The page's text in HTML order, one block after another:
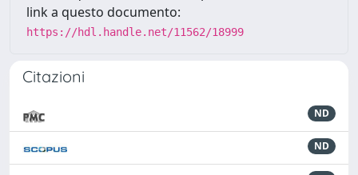
link a questo documento:
https://hdl.handle.net/11562/18999
Citazioni
ND
ND